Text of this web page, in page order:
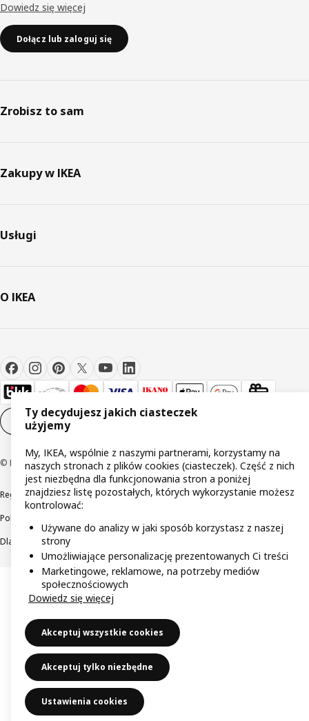
Dowiedz się więcej
Dołącz lub zaloguj się
Zrobisz to sam
Zakupy w IKEA
Usługi
O IKEA
Ustawienia plików cookie
© Inter IKEA Systems B.V 1999-2026
RegulaminyPolityka prywatnościWycofane produkty
Polityka odpowiedzialnego ujawniania informacji
Dla akcjonariuszy IKEA Distribution
Ty decydujesz jakich ciasteczek
użyjemy
My, IKEA, wspólnie z naszymi partnerami, korzystamy na
naszych stronach z plików cookies (ciasteczek). Część z nich
jest niezbędna dla funkcjonowania stron a poniżej
znajdziesz listę pozostałych, których wykorzystanie możesz
kontrolować:
Używane do analizy w jaki sposób korzystasz z naszej
strony
Umożliwiające personalizację prezentowanych Ci treści
Marketingowe, reklamowe, na potrzeby mediów
społecznościowych
Dowiedz się więcej
Akceptuj wszystkie cookies
Akceptuj tylko niezbędne
Ustawienia cookies